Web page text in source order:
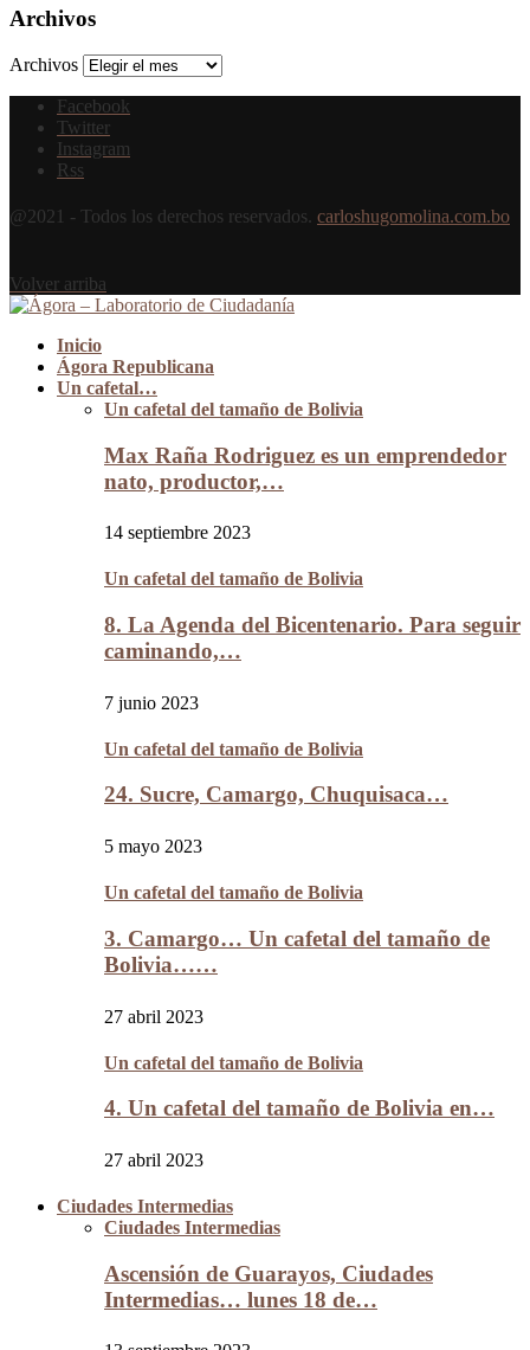
Archivos
Archivos
Facebook
Twitter
Instagram
Rss
@2021 - Todos los derechos reservados. carloshugomolina.com.bo
Volver arriba
Inicio
Ágora Republicana
Un cafetal…
Un cafetal del tamaño de Bolivia
Max Raña Rodriguez es un emprendedor
nato, productor,…
14 septiembre 2023
Un cafetal del tamaño de Bolivia
8. La Agenda del Bicentenario. Para seguir
caminando,…
7 junio 2023
Un cafetal del tamaño de Bolivia
24. Sucre, Camargo, Chuquisaca…
5 mayo 2023
Un cafetal del tamaño de Bolivia
3. Camargo… Un cafetal del tamaño de
Bolivia……
27 abril 2023
Un cafetal del tamaño de Bolivia
4. Un cafetal del tamaño de Bolivia en…
27 abril 2023
Ciudades Intermedias
Ciudades Intermedias
Ascensión de Guarayos, Ciudades
Intermedias… lunes 18 de…